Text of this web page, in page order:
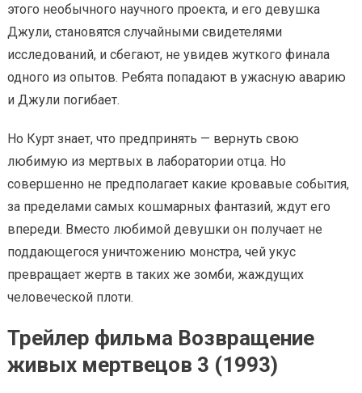
этого необычного научного проекта, и его девушка
Джули, становятся случайными свидетелями
исследований, и сбегают, не увидев жуткого финала
одного из опытов. Ребята попадают в ужасную аварию
и Джули погибает.
Но Курт знает, что предпринять — вернуть свою
любимую из мертвых в лаборатории отца. Но
совершенно не предполагает какие кровавые события,
за пределами самых кошмарных фантазий, ждут его
впереди. Вместо любимой девушки он получает не
поддающегося уничтожению монстра, чей укус
превращает жертв в таких же зомби, жаждущих
человеческой плоти.
Трейлер фильма Возвращение
живых мертвецов 3 (1993)